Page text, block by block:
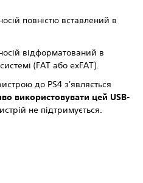
повністю вставлений в
відформатований в
(FAT або exFAT).
до PS4 з'являється
використовувати цей USB-
не підтримується.